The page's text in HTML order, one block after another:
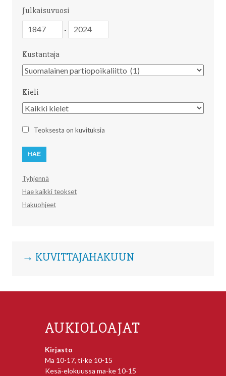
Julkaisuvuosi
-
Kustantaja
Kustantaja
Kieli
Kieli
Teoksesta on kuvituksia
Tyhjennä
Hae kaikki teokset
Hakuohjeet
→ KUVITTAJAHAKUUN
AUKIOLOAJAT
Kirjasto
Ma 10-17, ti-ke 10-15
Kesä-elokuussa ma-ke 10-15